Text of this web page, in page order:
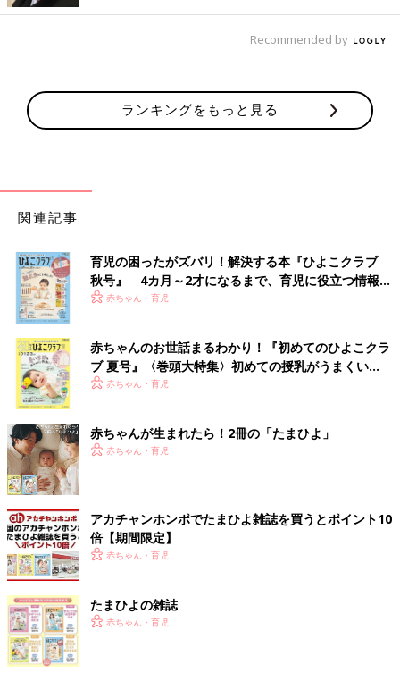
Recommended by
ランキングをもっと見る
関連記事
育児の困ったがズバリ！解決する本『ひよこクラブ
秋号』 4カ月～2才になるまで、育児に役立つ情報が
いっぱい！
赤ちゃん・育児
赤ちゃんのお世話まるわかり！『初めてのひよこクラ
ブ 夏号』〈巻頭大特集〉初めての授乳がうまくい
く！ おっぱい・ミルクの基本と夏のトラブル 解決テ
赤ちゃん・育児
赤ちゃんが生まれたら！2冊の「たまひよ」
赤ちゃん・育児
アカチャンホンポでたまひよ雑誌を買うとポイント10
倍【期間限定】
赤ちゃん・育児
たまひよの雑誌
赤ちゃん・育児